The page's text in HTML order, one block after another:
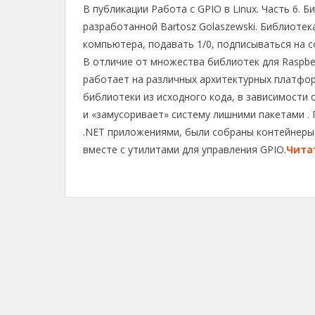
l
e
g
r
a
m
c
e
b
o
o
k
r
e
a
d
s
p
y
L
i
n
k
п
р
а
в
и
т
ь
В публикации Работа с GPIO в Linux. Часть 6.
разработанной Bartosz Golaszewski.
компьютера, подавать 1/0, подписываться на
В отличие от множества библиотек для
работает на различных архитектурных
библиотеки из исходного кода, в
и «замусоривает» систему лишними пакетами
.NET приложениями, были собраны
вместе с утилитами для управления GPIO.